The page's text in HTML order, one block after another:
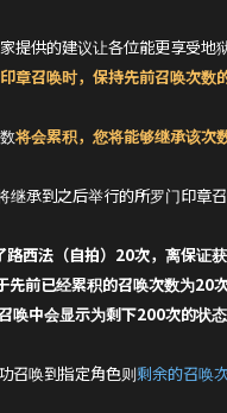
提供的建议让各位能更享受地
印章召唤时，保持先前召唤次数
将会累积，您将能够继承该次
承到之后举行的所罗门印章召
西法（自拍）20次，离保证获
前已经累积的召唤次数为20次
中会显示为剩下200次的状态
召唤到指定角色则剩余的召唤